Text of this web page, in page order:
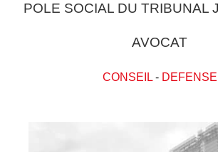
POLE SOCIAL DU TRIBUNAL
AVOCAT
CONSEIL- DEFENSE